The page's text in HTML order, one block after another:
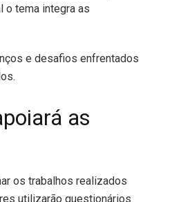
o tema integra as
e desafios enfrentados
as
os trabalhos realizados
utilizarão questionários